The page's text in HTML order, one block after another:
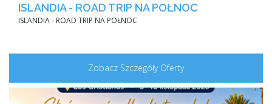
ISLANDIA - ROAD TRIP NA PÓŁNOC
ISLANDIA - ROAD TRIP NA PÓŁNOC
Zobacz Szczegóły Oferty